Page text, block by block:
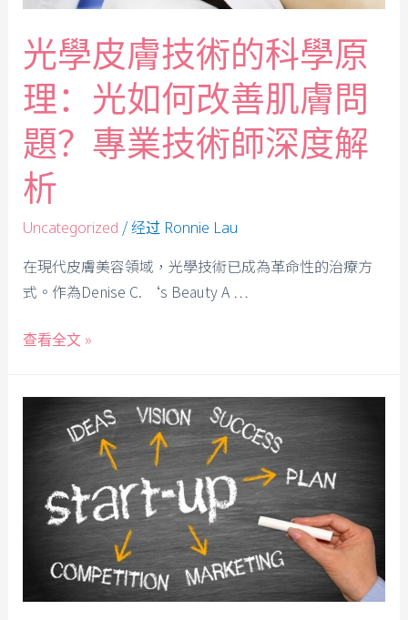
光學皮膚技術的科學原
理：光如何改善肌膚問
題？專業技術師深度解
析
Uncategorized / 经过 Ronnie Lau
在現代皮膚美容領域，光學技術已成為革命性的治療方
式。作為Denise C. ‘s Beauty A …
查看全文 »